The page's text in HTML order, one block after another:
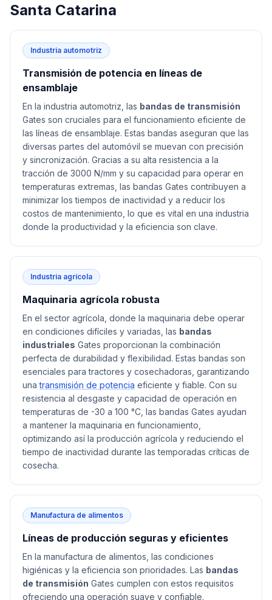
Santa Catarina
Industria automotriz
Transmisión de potencia en líneas de
ensamblaje
En la industria automotriz, las bandas de transmisión
Gates son cruciales para el funcionamiento eficiente de
las líneas de ensamblaje. Estas bandas aseguran que las
diversas partes del automóvil se muevan con precisión
y sincronización. Gracias a su alta resistencia a la
tracción de 3000 N/mm y su capacidad para operar en
temperaturas extremas, las bandas Gates contribuyen a
minimizar los tiempos de inactividad y a reducir los
costos de mantenimiento, lo que es vital en una industria
donde la productividad y la eficiencia son clave.
Industria agrícola
Maquinaria agrícola robusta
En el sector agrícola, donde la maquinaria debe operar
en condiciones difíciles y variadas, las bandas
industriales Gates proporcionan la combinación
perfecta de durabilidad y flexibilidad. Estas bandas son
esenciales para tractores y cosechadoras, garantizando
unatransmisión de potencia eficiente y fiable. Con su
resistencia al desgaste y capacidad de operación en
temperaturas de -30 a 100 °C, las bandas Gates ayudan
a mantener la maquinaria en funcionamiento,
optimizando así la producción agrícola y reduciendo el
tiempo de inactividad durante las temporadas críticas de
cosecha.
Manufactura de alimentos
Líneas de producción seguras y eficientes
En la manufactura de alimentos, las condiciones
higiénicas y la eficiencia son prioridades. Las bandas
de transmisión Gates cumplen con estos requisitos
ofreciendo una operación suave y confiable.